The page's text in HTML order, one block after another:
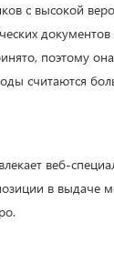
с высокой
документов
поэтому
считаются
веб-
в выдаче